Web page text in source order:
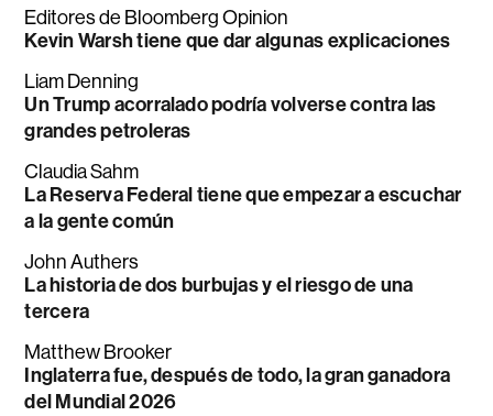
Editores de Bloomberg Opinion
Kevin Warsh tiene que dar algunas explicaciones
Liam Denning
Un Trump acorralado podría volverse contra las
grandes petroleras
Claudia Sahm
La Reserva Federal tiene que empezar a escuchar
a la gente común
John Authers
La historia de dos burbujas y el riesgo de una
tercera
Matthew Brooker
Inglaterra fue, después de todo, la gran ganadora
del Mundial 2026